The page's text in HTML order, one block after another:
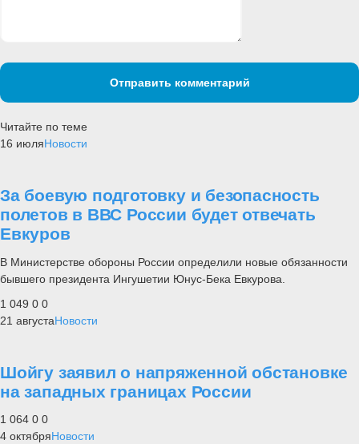
Отправить комментарий
Читайте по теме
16 июляНовости
За боевую подготовку и безопасность
полетов в ВВС России будет отвечать
Евкуров
В Министерстве обороны России определили новые обязанности
бывшего президента Ингушетии Юнус-Бека Евкурова.
1 049 0 0
21 августаНовости
Шойгу заявил о напряженной обстановке
на западных границах России
1 064 0 0
4 октябряНовости